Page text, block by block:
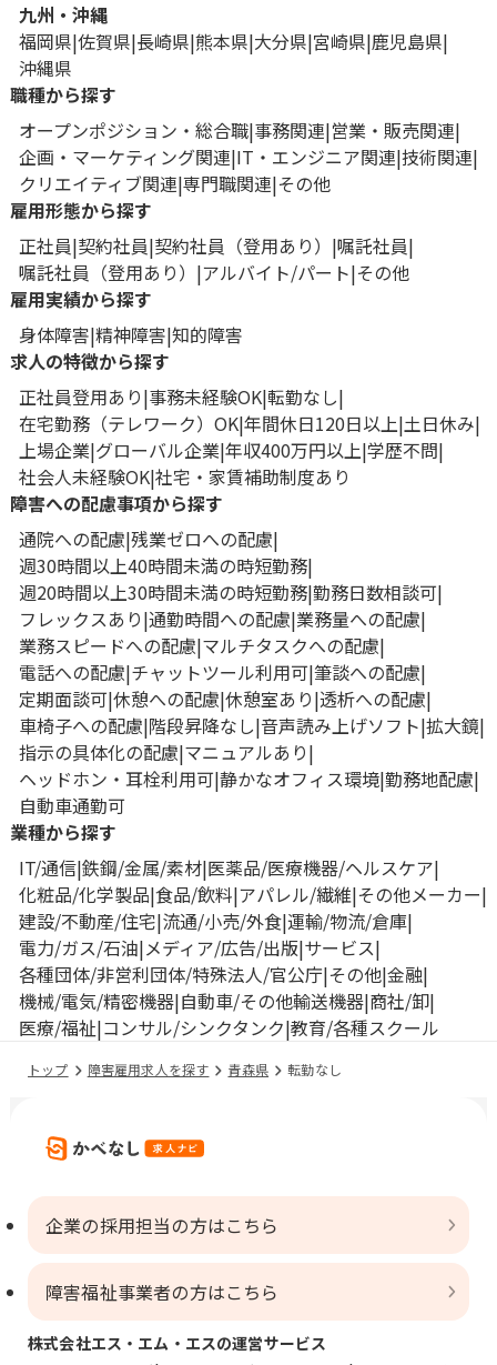
九州・沖縄
福岡県 佐賀県 長崎県 熊本県 大分県 宮崎県 鹿児島県
沖縄県
職種から探す
オープンポジション・総合職 事務関連 営業・販売関連
企画・マーケティング関連 IT・エンジニア関連 技術関連
クリエイティブ関連 専門職関連 その他
雇用形態から探す
正社員 契約社員 契約社員（登用あり）
嘱託社員
嘱託社員（登用あり）
アルバイト/パート その他
雇用実績から探す
身体障害 精神障害 知的障害
求人の特徴から探す
正社員登用あり 事務未経験OK 転勤なし
在宅勤務（テレワーク）OK 年間休日120日以上 土日休み
上場企業 グローバル企業 年収400万円以上 学歴不問
社会人未経験OK 社宅・家賃補助制度あり
障害への配慮事項から探す
通院への配慮 残業ゼロへの配慮
週30時間以上40時間未満の時短勤務
週20時間以上30時間未満の時短勤務 勤務日数相談可
フレックスあり 通勤時間への配慮 業務量への配慮
業務スピードへの配慮 マルチタスクへの配慮
電話への配慮 チャットツール利用可 筆談への配慮
定期面談可 休憩への配慮 休憩室あり 透析への配慮
車椅子への配慮 階段昇降なし 音声読み上げソフト 拡大鏡
指示の具体化の配慮 マニュアルあり
ヘッドホン・耳栓利用可 静かなオフィス環境 勤務地配慮
自動車通勤可
業種から探す
IT/通信 鉄鋼/金属/素材 医薬品/医療機器/ヘルスケア
化粧品/化学製品 食品/飲料 アパレル/繊維 その他メーカー
建設/不動産/住宅 流通/小売/外食 運輸/物流/倉庫
電力/ガス/石油 メディア/広告/出版 サービス
各種団体/非営利団体/特殊法人/官公庁 その他 金融
機械/電気/精密機器 自動車/その他輸送機器 商社/卸
医療/福祉 コンサル/シンクタンク 教育/各種スクール
トップ 障害雇用求人を探す 青森県 転勤なし
企業の採用担当の方はこちら
障害福祉事業者の方はこちら
株式会社エス・エム・エスの運営サービス